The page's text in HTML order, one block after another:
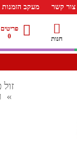
צור קשר מעקב הזמנות
חנות
פריטים
0
»